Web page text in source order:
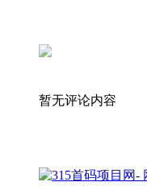
暂无评论内容